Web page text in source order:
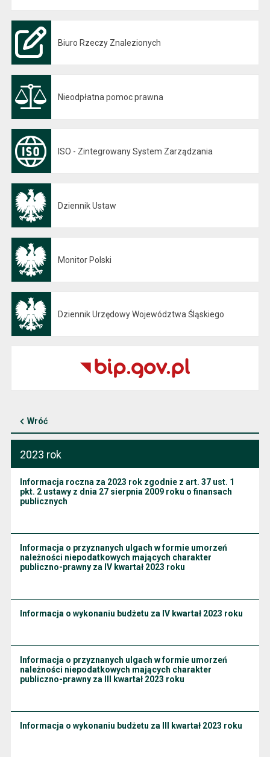
Biuro Rzeczy Znalezionych
Nieodpłatna pomoc prawna
ISO - Zintegrowany System Zarządzania
Dziennik Ustaw
Monitor Polski
Dziennik Urzędowy Województwa Śląskiego
Wróć
2023 rok
Informacja roczna za 2023 rok zgodnie z art. 37 ust. 1
pkt. 2 ustawy z dnia 27 sierpnia 2009 roku o finansach
publicznych
Informacja o przyznanych ulgach w formie umorzeń
należności niepodatkowych mających charakter
publiczno-prawny za IV kwartał 2023 roku
Informacja o wykonaniu budżetu za IV kwartał 2023 roku
Informacja o przyznanych ulgach w formie umorzeń
należności niepodatkowych mających charakter
publiczno-prawny za III kwartał 2023 roku
Informacja o wykonaniu budżetu za III kwartał 2023 roku